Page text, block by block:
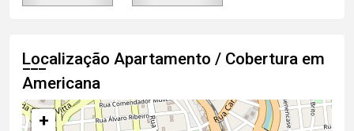
Localização Apartamento / Cobertura em
Americana
+